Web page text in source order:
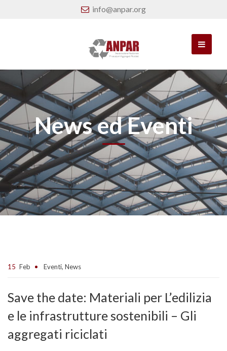
info@anpar.org
News ed Eventi
15 Feb Eventi, News
Save the date: Materiali per L’edilizia
e le infrastrutture sostenibili – Gli
aggregati riciclati